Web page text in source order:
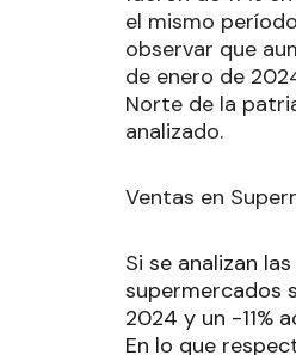
el mismo
observar que
de enero de
Norte de la
analizado.
Ventas en
Si se analizan
supermercados
2024 y un -11%
En lo que